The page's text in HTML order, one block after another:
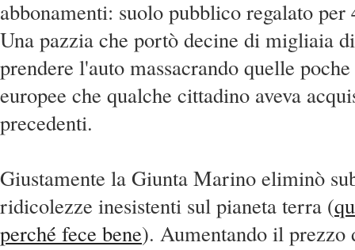
abbonamenti: suolo pubblico regalato
Una pazzia che portò decine di migliaia
prendere l'auto massacrando quelle
europee che qualche cittadino aveva
precedenti.
Giustamente la Giunta Marino eliminò
ridicolezze inesistenti sul pianeta terra (
perché fece bene). Aumentando il prezzo